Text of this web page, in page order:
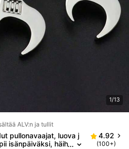
1/13
ALV:n ja tullit
pullonavaajat, luova j
isänpäiväksi, häih
4.92
(100+)